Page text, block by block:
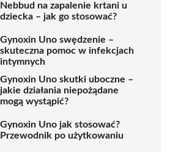
Nebbud na zapalenie krtani u
dziecka – jak go stosować?
Gynoxin Uno swędzenie –
skuteczna pomoc w infekcjach
intymnych
Gynoxin Uno skutki uboczne –
jakie działania niepożądane
mogą wystąpić?
Gynoxin Uno jak stosować?
Przewodnik po użytkowaniu